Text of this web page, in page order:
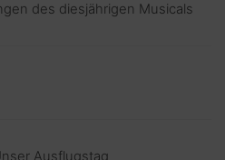
des diesjährigen Musicals
Ausflugstag